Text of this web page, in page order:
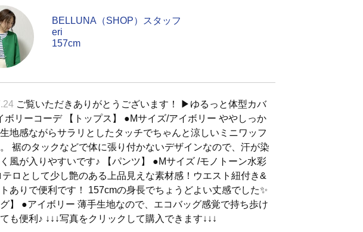
BELLUNA（SHOP）スタッフ
eri
157cm
ご覧いただきありがとうございます！ ▶︎ゆるっと体型カバ
ボリーコーデ 【トップス】 ●Mサイズ/アイボリー ややしっか
地感ながらサラリとしたタッチでちゃんと涼しいミニワッフ
裾のタックなどで体に張り付かないデザインなので、汗が染
風が入りやすいです♪ 【パンツ】 ●Mサイズ /モノトーン水彩
テロとして少し艶のある上品見えな素材感！ウエスト紐付き&
ありで便利です！ 157cmの身長でちょうどよい丈感でした✨
グ】 ●アイボリー 薄手生地なので、エコバッグ感覚で持ち歩け
も便利♪ ↓↓↓写真をクリックして購入できます↓↓↓